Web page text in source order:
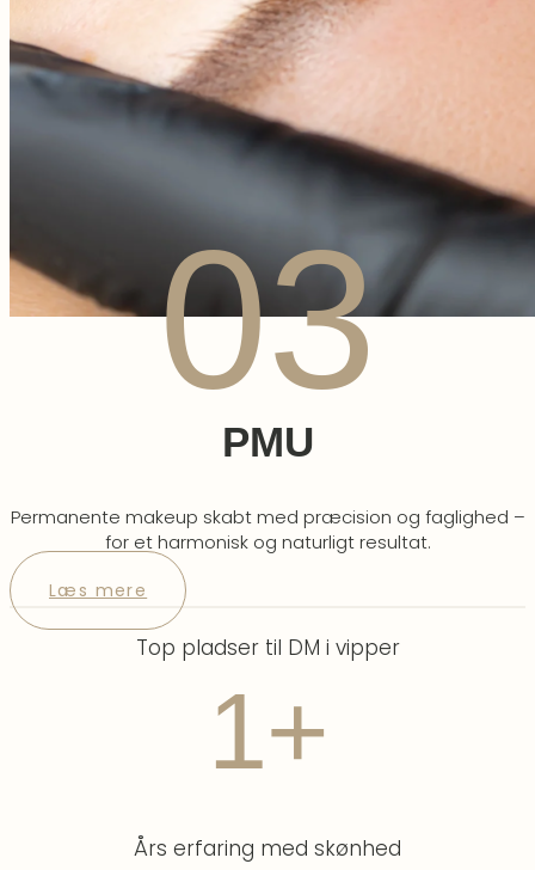
03
PMU
Permanente makeup skabt med præcision og faglighed –
for et harmonisk og naturligt resultat.
Læs mere
Top pladser til DM i vipper
1+
Års erfaring med skønhed